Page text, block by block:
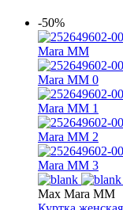
-50%
Max Mara MM